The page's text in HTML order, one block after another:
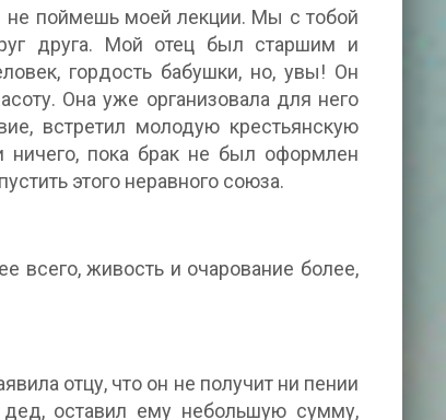
не поймешь моей лекции. Мы с тобой
друга. Мой отец был старшим и
гордость бабушки, но, увы! Он
Она уже организовала для него
встретил молодую крестьянскую
пока брак не был оформлен
этого неравного союза.
всего, живость и очарование более,
отцу, что он не получит ни пении
оставил ему небольшую сумму,